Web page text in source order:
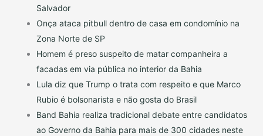
Salvador
Onça ataca pitbull dentro de casa em condomínio na
Zona Norte de SP
Homem é preso suspeito de matar companheira a
facadas em via pública no interior da Bahia
Lula diz que Trump o trata com respeito e que Marco
Rubio é bolsonarista e não gosta do Brasil
Band Bahia realiza tradicional debate entre candidatos
ao Governo da Bahia para mais de 300 cidades neste